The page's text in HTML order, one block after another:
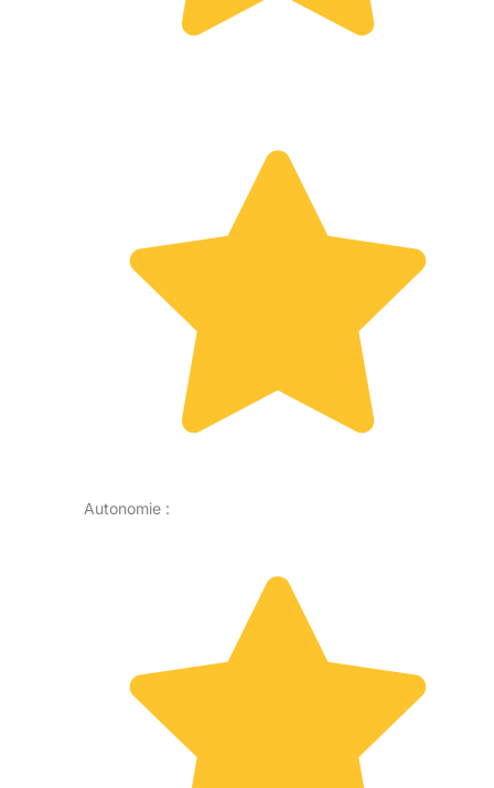
Autonomie :